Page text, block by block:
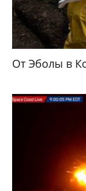
От Эболы в